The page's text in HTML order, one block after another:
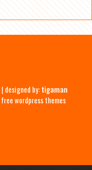
| designed by:tigaman
free wordpress themes